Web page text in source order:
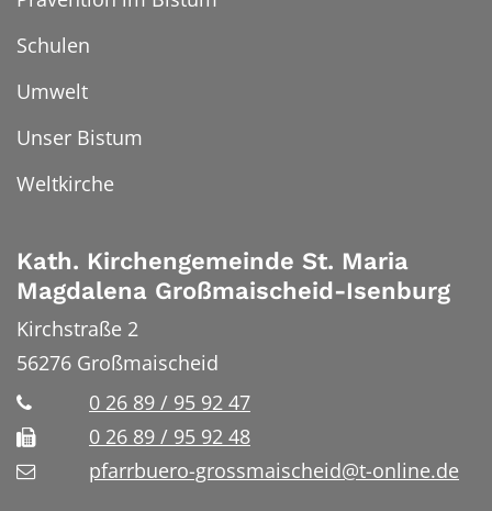
Schulen
Umwelt
Unser Bistum
Weltkirche
Kath. Kirchengemeinde St. Maria
Magdalena Großmaischeid-Isenburg
Kirchstraße 2
56276 Großmaischeid
0 26 89 / 95 92 47
0 26 89 / 95 92 48
pfarrbuero-grossmaischeid@t-online.de